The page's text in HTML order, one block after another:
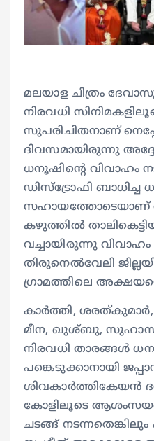
മലയാള ചിത്രം
നിരവധി
സുപരിചിതനാണ്
ദിവസമായിരുന്നു
ധനൂഷിന്റെ വിവാഹം
ഡിസ്‌ട്രോഫി
കഴുത്തിൽ
വച്ചായിരുന്നു
തിരുനെൽവേലി
ഗ്രാമത്തിലെ
കാർത്തി,
മീന, ഖുശ്ബു,
നിരവധി താരങ്ങൾ
പങ്കെടുക്കാനായി
ശിവകാർത്തികേയൻ
കോളിലൂടെ
ചടങ്ങ് നടന്നതെങ്കിലും